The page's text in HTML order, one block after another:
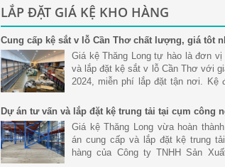
LẮP ĐẶT GIÁ KỆ KHO HÀNG
Cung cấp kệ sắt v lỗ Cần Thơ chất lượng, giá tôt
Giá kệ Thăng Long tự hào là đơn vị
và lắp đặt kệ sắt v lỗ Cần Thơ với
2024, miễn phí lắp đặt tận nơi. Kệ
Dự án tư vấn và lắp đặt kệ trung tải tại cụm công
Hoàng Gia, Đức Hòa Long AnGiá kệ Thăng Long vừa hoàn
án cung cấp và lắp đặt kệ trung
hàng của Công ty TNHH Sản